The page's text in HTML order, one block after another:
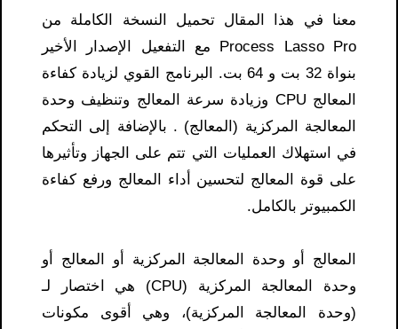
معنا في هذا المقال تحميل النسخة الكاملة من
Process Lasso Pro مع التفعيل الإصدار الأخير
بنواة 32 بت و 64 بت. البرنامج القوي لزيادة كفاءة
المعالج CPU وزيادة سرعة المعالج وتنظيف وحدة
المعالجة المركزية (المعالج) . بالإضافة إلى التحكم
في استهلاك العمليات التي تتم على الجهاز وتأثيرها
على قوة المعالج لتحسين أداء المعالج ورفع كفاءة
الكمبيوتر بالكامل.
المعالج أو وحدة المعالجة المركزية أو المعالج أو
وحدة المعالجة المركزية (CPU) هي اختصار لـ
(وحدة المعالجة المركزية)، وهي أقوى مكونات